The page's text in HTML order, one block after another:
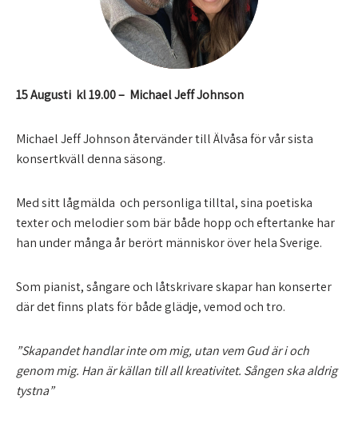
15 Augusti kl 19.00 – Michael Jeff Johnson
Michael Jeff Johnson återvänder till Älvåsa för vår sista
konsertkväll denna säsong.
Med sitt lågmälda och personliga tilltal, sina poetiska
texter och melodier som bär både hopp och eftertanke har
han under många år berört människor över hela Sverige.
Som pianist, sångare och låtskrivare skapar han konserter
där det finns plats för både glädje, vemod och tro.
”Skapandet handlar inte om mig, utan vem Gud är i och
genom mig. Han är källan till all kreativitet. Sången ska aldrig
tystna”